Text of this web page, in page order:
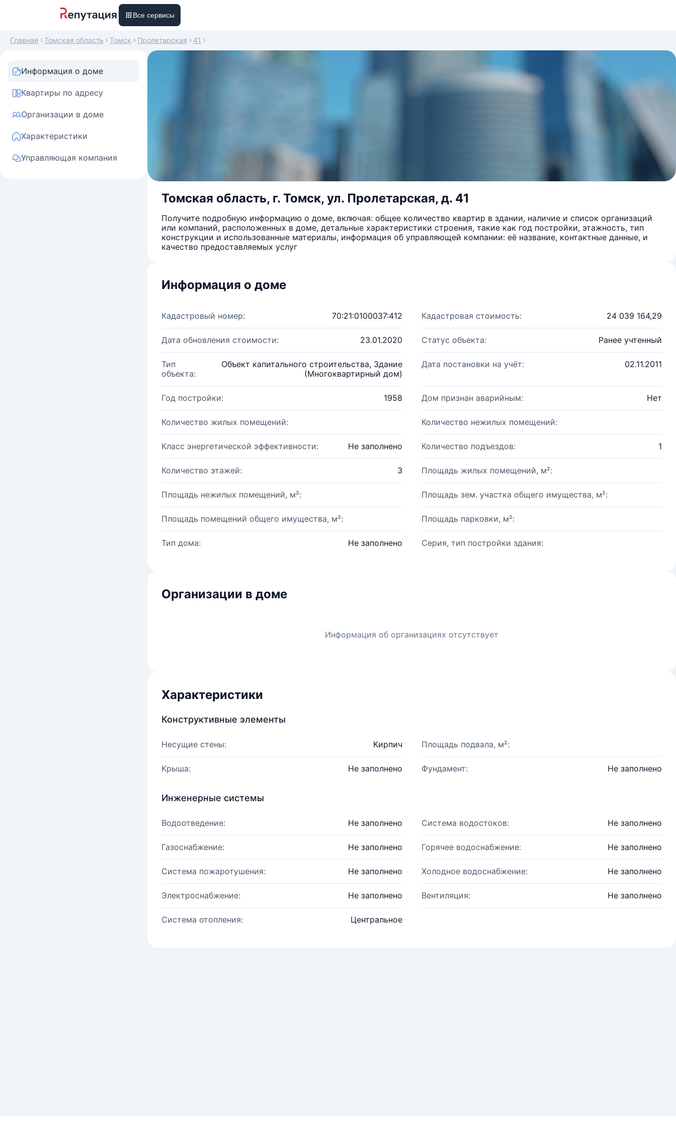
Все сервисы
Главная Томская область Томск Пролетарская 41
Информация о доме
Квартиры по адресу
Организации в доме
Характеристики
Управляющая компания
Томская область, г. Томск, ул. Пролетарская, д. 41
Получите подробную информацию о доме, включая: общее количество квартир в здании, наличие и список организаций
или компаний, расположенных в доме, детальные характеристики строения, такие как год постройки, этажность, тип
конструкции и использованные материалы, информация об управляющей компании: её название, контактные данные, и
качество предоставляемых услуг
Информация о доме
Кадастровый номер: 70:21:0100037:412 Кадастровая стоимость: 24 039 164,29
Дата обновления стоимости: 23.01.2020 Статус объекта: Ранее учтенный
Тип
объекта:
Объект капитального строительства, Здание
(Многоквартирный дом)
Дата постановки на учёт: 02.11.2011
Год постройки: 1958 Дом признан аварийным: Нет
Количество жилых помещений: Количество нежилых помещений:
Класс энергетической эффективности: Не заполнено Количество подъездов: 1
Количество этажей: 3 Площадь жилых помещений, м²:
Площадь нежилых помещений, м²: Площадь зем. участка общего имущества, м²:
Площадь помещений общего имущества, м²: Площадь парковки, м²:
Тип дома: Не заполнено Серия, тип постройки здания:
Организации в доме
Информация об организациях отсутствует
Характеристики
Конструктивные элементы
Несущие стены: Кирпич Площадь подвала, м²:
Крыша: Не заполнено Фундамент: Не заполнено
Инженерные системы
Водоотведение: Не заполнено Система водостоков: Не заполнено
Газоснабжение: Не заполнено Горячее водоснабжение: Не заполнено
Система пожаротушения: Не заполнено Холодное водоснабжение: Не заполнено
Электроснабжение: Не заполнено Вентиляция: Не заполнено
Система отопления: Центральное